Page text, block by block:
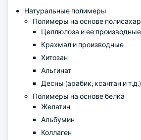
Натуральные полимеры
Полимеры на основе
Целлюлоза и ее производные
Крахмал и производные
Хитозан
Альгинат
Десны (арабик, ксантан и т.д.)
Полимеры на основе белка
Желатин
Альбумин
Коллаген